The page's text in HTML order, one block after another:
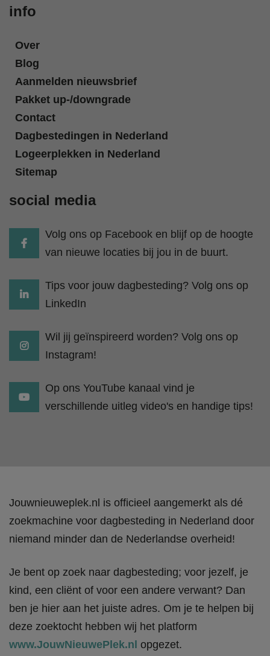
info
Over
Blog
Aanmelden nieuwsbrief
Pakket up-/downgrade
Contact
Dagbestedingen in Nederland
Logeerplekken in Nederland
Sitemap
social media
Volg ons op Facebook en blijf op de hoogte
van nieuwe locaties bij jou in de buurt.
Tips voor jouw dagbesteding? Volg ons op
LinkedIn
Wil jij geïnspireerd worden? Volg ons op
Instagram!
Op ons YouTube kanaal vind je
verschillende uitleg video's en handige tips!
Jouwnieuweplek.nl is officieel aangemerkt als dé
zoekmachine voor dagbesteding in Nederland door
niemand minder dan de Nederlandse overheid!
Je bent op zoek naar dagbesteding; voor jezelf, je
kind, een cliënt of voor een andere verwant? Dan
ben je hier aan het juiste adres. Om je te helpen bij
deze zoektocht hebben wij het platform
www.JouwNieuwePlek.nl opgezet.